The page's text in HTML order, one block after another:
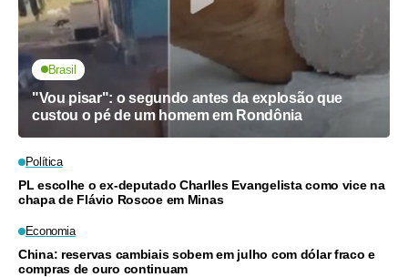
Brasil
"Vou pisar": o segundo antes da explosão que
custou o pé de um homem em Rondônia
Política
PL escolhe o ex-deputado Charlles Evangelista como vice na
chapa de Flávio Roscoe em Minas
Economia
China: reservas cambiais sobem em julho com dólar fraco e
compras de ouro continuam